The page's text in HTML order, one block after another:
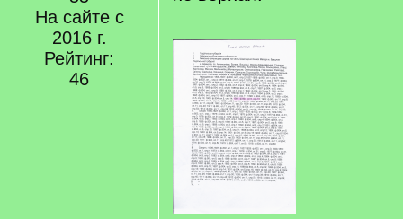
На сайте с
2016 г.
Рейтинг:
46